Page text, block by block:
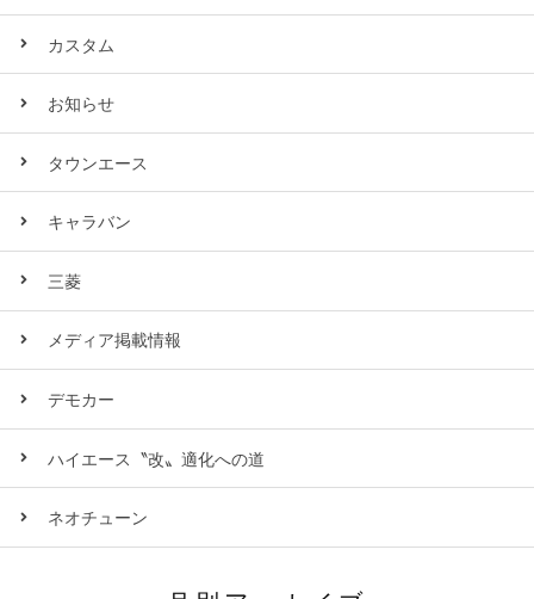
カスタム
お知らせ
タウンエース
キャラバン
三菱
メディア掲載情報
デモカー
ハイエース〝改〟適化への道
ネオチューン